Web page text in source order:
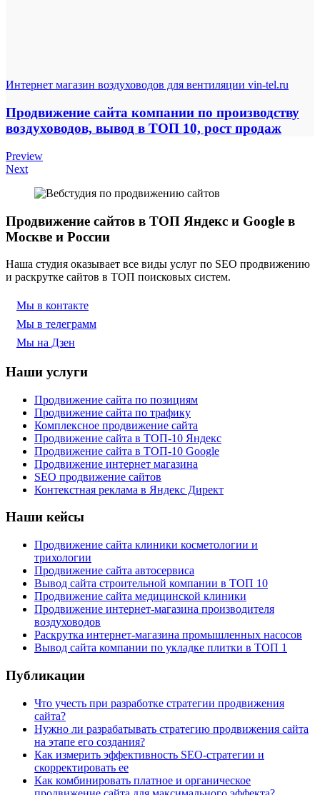
Интернет магазин воздуховодов для вентиляции vin-tel.ru
Продвижение сайта компании по производству
воздуховодов, вывод в ТОП 10, рост продаж
Preview
Next
Продвижение сайтов в ТОП Яндекс и Google в
Москве и России
Наша студия оказывает все виды услуг по SEO продвижению
и раскрутке сайтов в ТОП поисковых систем.
Мы в контакте
Мы в телеграмм
Мы на Дзен
Наши услуги
Продвижение сайта по позициям
Продвижение сайта по трафику
Комплексное продвижение сайта
Продвижение сайта в ТОП-10 Яндекс
Продвижение сайта в ТОП-10 Google
Продвижение интернет магазина
SEO продвижение сайтов
Контекстная реклама в Яндекс Директ
Наши кейсы
Продвижение сайта клиники косметологии и
трихологии
Продвижение сайта автосервиса
Вывод сайта строительной компании в ТОП 10
Продвижение сайта медицинской клиники
Продвижение интернет-магазина производителя
воздуховодов
Раскрутка интернет-магазина промышленных насосов
Вывод сайта компании по укладке плитки в ТОП 1
Публикации
Что учесть при разработке стратегии продвижения
сайта?
Нужно ли разрабатывать стратегию продвижения сайта
на этапе его создания?
Как измерить эффективность SEO-стратегии и
скорректировать ее
Как комбинировать платное и органическое